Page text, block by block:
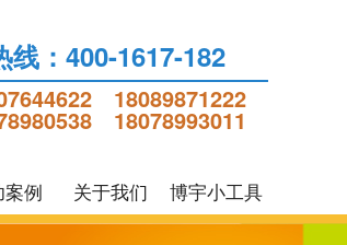
线：400-1617-182
18089871222
18078993011
案例 关于我们 博宇小工具